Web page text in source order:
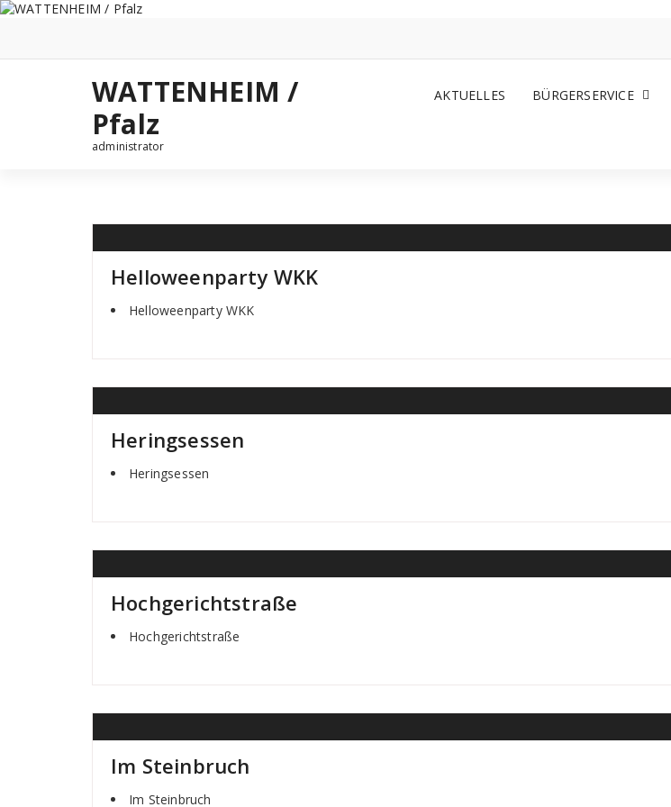
Zum
WATTENHEIM /
Pfalz
administrator
AKTUELLES BÜRGERSERVICE
Helloweenparty WKK
Helloweenparty WKK
Heringsessen
Heringsessen
Hochgerichtstraße
Hochgerichtstraße
Im Steinbruch
Im Steinbruch